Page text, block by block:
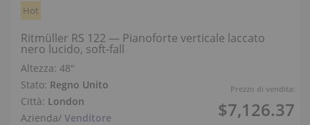
Prezzo di vendita:
$7,126.37
Hot
Ritmüller RS 122 — Pianoforte verticale laccato
nero lucido, soft‑fall
Altezza: 48″
Stato: Regno Unito
Città: London
Azienda/ Venditore